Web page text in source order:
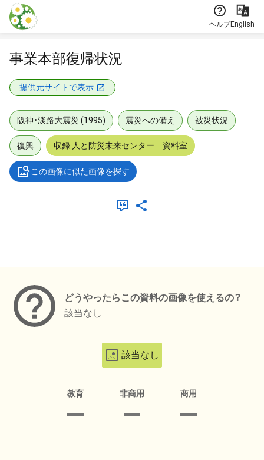
本文に飛ぶ
ヘルプEnglish
事業本部復帰状況
提供元サイトで表示
阪神・淡路大震災 (1995) 震災への備え 被災状況
復興 収録:人と防災未来センター 資料室
この画像に似た画像を探す
どうやったらこの資料の画像を使えるの？
該当なし
該当なし
教育 非商用 商用